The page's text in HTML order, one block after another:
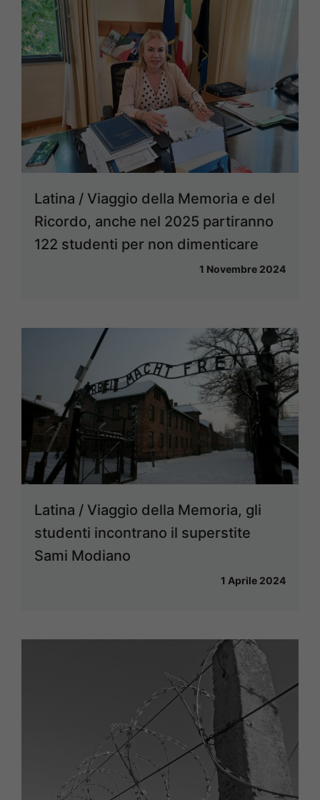
Latina / Viaggio della Memoria e del
Ricordo, anche nel 2025 partiranno
122 studenti per non dimenticare
1 Novembre 2024
Latina / Viaggio della Memoria, gli
studenti incontrano il superstite
Sami Modiano
1 Aprile 2024